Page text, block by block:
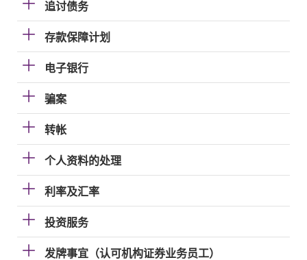
追讨债务
存款保障计划
电子银行
骗案
转帐
个人资料的处理
利率及汇率
投资服务
发牌事宜（认可机构证券业务员工）